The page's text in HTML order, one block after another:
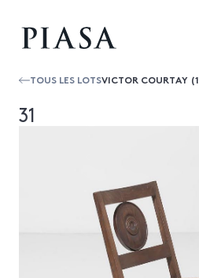
TOUS LES LOTS
31